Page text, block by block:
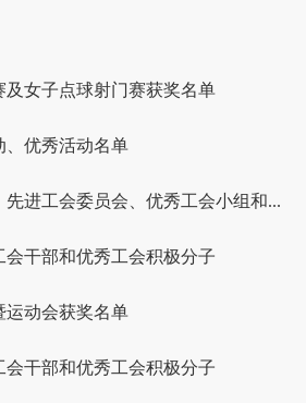
及女子点球射门赛获奖名单
、优秀活动名单
进工会委员会、优秀工会小组和...
会干部和优秀工会积极分子
运动会获奖名单
会干部和优秀工会积极分子